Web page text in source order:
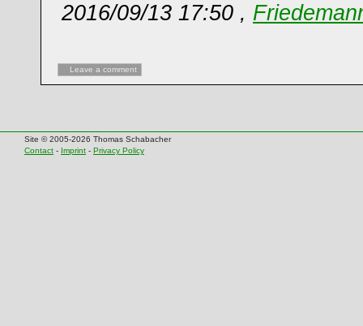
2016/09/13 17:50 ,
Leave a comment
Site © 2005-2026 Thomas Schabacher
Contact - Imprint - Privacy Policy